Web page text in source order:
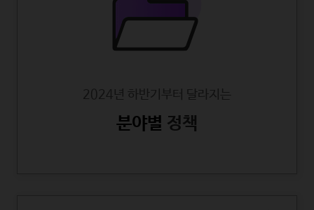
2024년 하반기부터 달라지는
분야별 정책